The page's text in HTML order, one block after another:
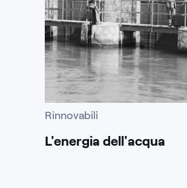
Rinnovabili
L'energia dell'acqua